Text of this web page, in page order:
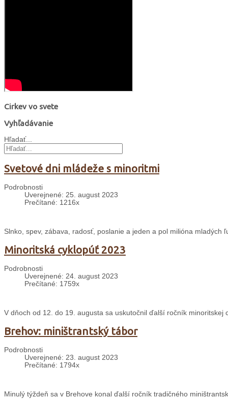
Cirkev vo svete
Vyhľadávanie
Hľadať...
Svetové dni mládeže s minoritmi
Podrobnosti
Uverejnené: 25. august 2023
Prečítané: 1216x
Slnko, spev, zábava, radosť, poslanie a jeden a pol milióna
Minoritská cyklopúť 2023
Podrobnosti
Uverejnené: 24. august 2023
Prečítané: 1759x
V dňoch od 12. do 19. augusta sa uskutočnil ďalší ročník minoritskej
Brehov: miništrantský tábor
Podrobnosti
Uverejnené: 23. august 2023
Prečítané: 1794x
Minulý týždeň sa v Brehove konal ďalší ročník tradičného